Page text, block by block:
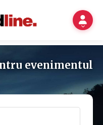
evenimentul